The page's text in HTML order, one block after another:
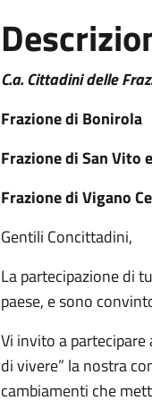
C.a. Cittadini delle
Frazione di Bonirola
Frazione di San Vito
Frazione di Vigano
Gentili Concittadini,
La partecipazione di
paese, e sono
Vi invito a
di vivere” la nostra
cambiamenti che